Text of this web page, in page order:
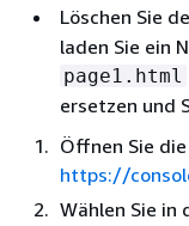
Löschen Sie
laden Sie ein
page1.html
ersetzen und
Öffnen Sie
https://
Wählen Sie in